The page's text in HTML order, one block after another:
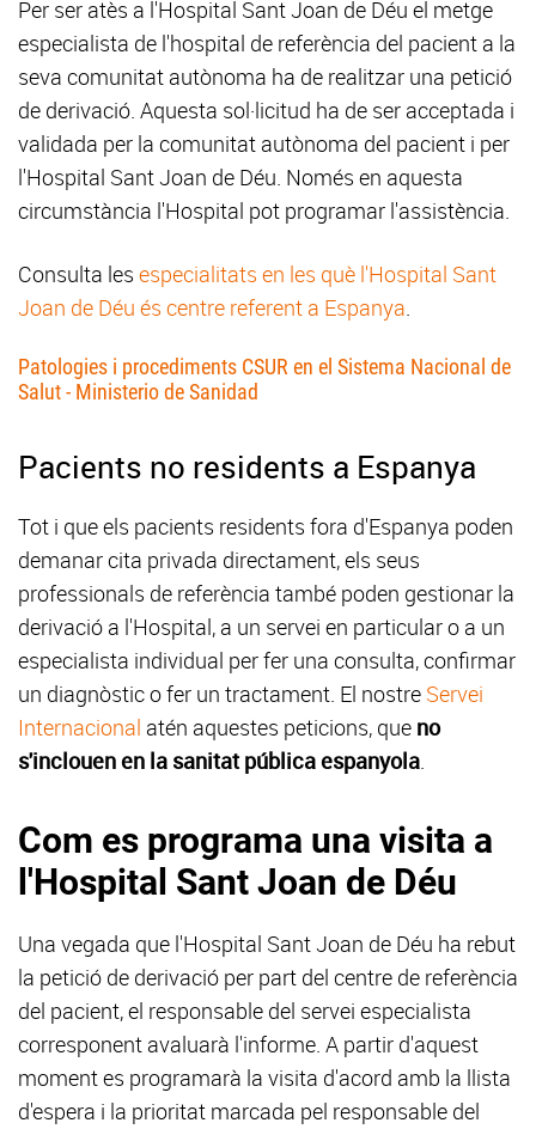
Per ser atès a l'Hospital Sant Joan de Déu el metge
especialista de l'hospital de referència del pacient a la
seva comunitat autònoma ha de realitzar una petició
de derivació. Aquesta sol·licitud ha de ser acceptada i
validada per la comunitat autònoma del pacient i per
l'Hospital Sant Joan de Déu. Només en aquesta
circumstància l'Hospital pot programar l'assistència.
Consulta les especialitats en les què l'Hospital Sant
Joan de Déu és centre referent a Espanya.
Patologies i procediments CSUR en el Sistema Nacional de
Salut - Ministerio de Sanidad
Pacients no residents a Espanya
Tot i que els pacients residents fora d'Espanya poden
demanar cita privada directament, els seus
professionals de referència també poden gestionar la
derivació a l'Hospital, a un servei en particular o a un
especialista individual per fer una consulta, confirmar
un diagnòstic o fer un tractament. El nostre Servei
Internacional atén aquestes peticions, que no
s'inclouen en la sanitat pública espanyola.
Com es programa una visita a
l'Hospital Sant Joan de Déu
Una vegada que l'Hospital Sant Joan de Déu ha rebut
la petició de derivació per part del centre de referència
del pacient, el responsable del servei especialista
corresponent avaluarà l'informe. A partir d'aquest
moment es programarà la visita d'acord amb la llista
d'espera i la prioritat marcada pel responsable del